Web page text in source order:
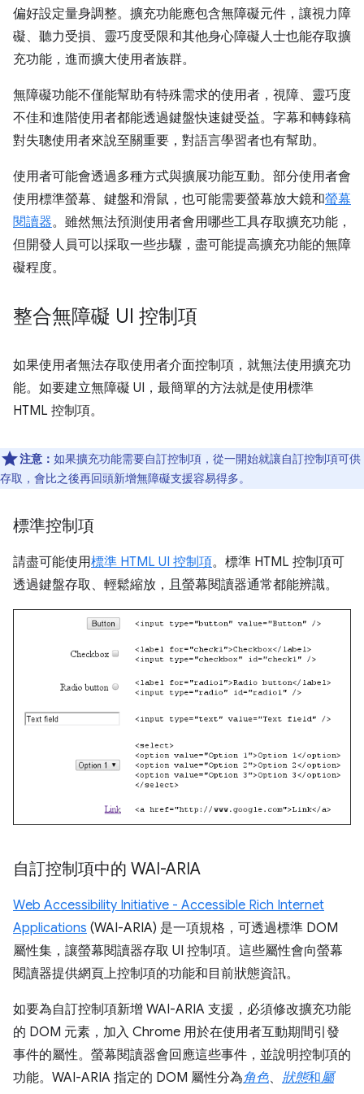
偏好設定量身調整。擴充功能應包含無障礙元件，讓視力障
礙、聽力受損、靈巧度受限和其他身心障礙人士也能存取擴
充功能，進而擴大使用者族群。
無障礙功能不僅能幫助有特殊需求的使用者，視障、靈巧度
不佳和進階使用者都能透過鍵盤快速鍵受益。字幕和轉錄稿
對失聰使用者來說至關重要，對語言學習者也有幫助。
使用者可能會透過多種方式與擴展功能互動。部分使用者會
使用標準螢幕、鍵盤和滑鼠，也可能需要螢幕放大鏡和螢幕
閱讀器。雖然無法預測使用者會用哪些工具存取擴充功能，
但開發人員可以採取一些步驟，盡可能提高擴充功能的無障
礙程度。
整合無障礙 UI 控制項
如果使用者無法存取使用者介面控制項，就無法使用擴充功
能。如要建立無障礙 UI，最簡單的方法就是使用標準
HTML 控制項。
注意： 如果擴充功能需要自訂控制項，從一開始就讓自訂控制項可供
存取，會比之後再回頭新增無障礙支援容易得多。
標準控制項
請盡可能使用標準 HTML UI 控制項。標準 HTML 控制項可
透過鍵盤存取、輕鬆縮放，且螢幕閱讀器通常都能辨識。
自訂控制項中的 WAI-ARIA
Web Accessibility Initiative - Accessible Rich Internet
Applications (WAI-ARIA) 是一項規格，可透過標準 DOM
屬性集，讓螢幕閱讀器存取 UI 控制項。這些屬性會向螢幕
閱讀器提供網頁上控制項的功能和目前狀態資訊。
如要為自訂控制項新增 WAI-ARIA 支援，必須修改擴充功能
的 DOM 元素，加入 Chrome 用於在使用者互動期間引發
事件的屬性。螢幕閱讀器會回應這些事件，並說明控制項的
功能。WAI-ARIA 指定的 DOM 屬性分為角色、 狀態和屬